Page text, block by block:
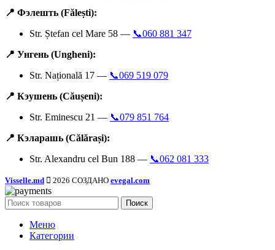
📍 Фэлешть (Fălești):
Str. Ștefan cel Mare 58 — 📞060 881 347
📍 Унгень (Ungheni):
Str. Națională 17 — 📞069 519 079
📍 Кэушень (Căușeni):
Str. Eminescu 21 — 📞079 851 764
📍 Кэларашь (Călărași):
Str. Alexandru cel Bun 188 — 📞062 081 333
Visselle.md 2026 СОЗДАНО evegal.com
Поиск
Меню
Категории